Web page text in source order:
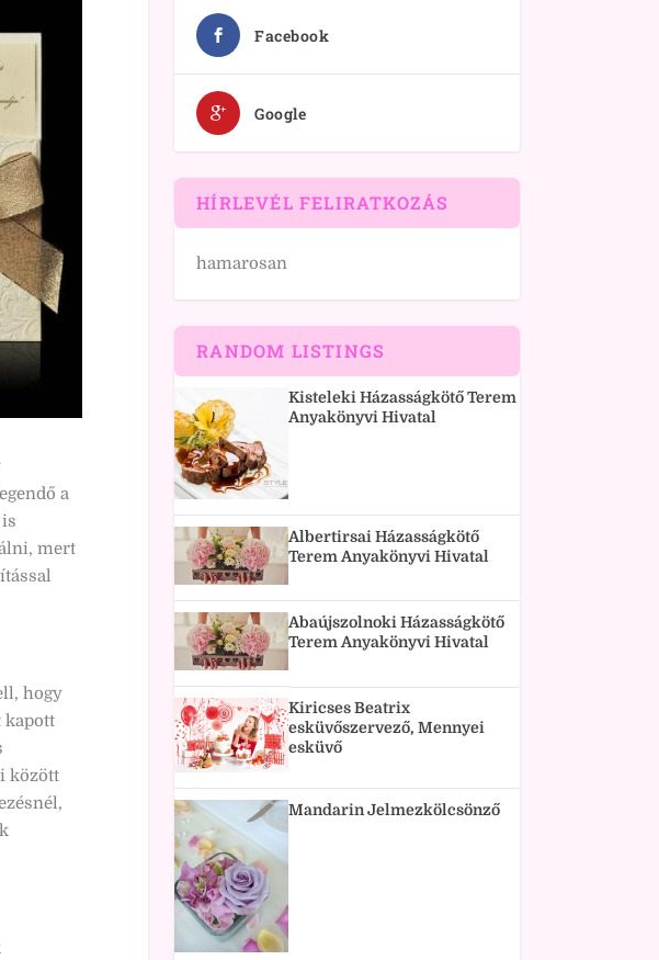
a
mert
hogy
kapott
között
Facebook
Google
HÍRLEVÉL FELIRATKOZÁS
hamarosan
RANDOM LISTINGS
Kisteleki Házasságkötő Terem
Anyakönyvi Hivatal
Albertirsai Házasságkötő
Terem Anyakönyvi Hivatal
Abaújszolnoki Házasságkötő
Terem Anyakönyvi Hivatal
Kiricses Beatrix
esküvőszervező, Mennyei
esküvő
Mandarin Jelmezkölcsönző